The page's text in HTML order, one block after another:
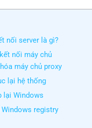
nối server là gì?
nối máy chủ
máy chủ proxy
lại hệ thống
lại Windows
registry